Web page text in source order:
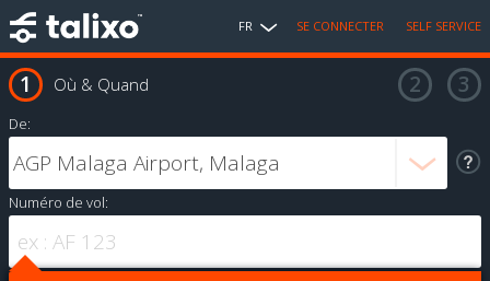
FR SE CONNECTER SELF SERVICE
Où & Quand
De:
Numéro de vol: